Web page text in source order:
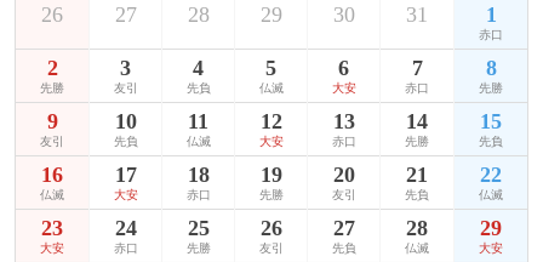
26 27 28 29 30 31 1
赤口
2
先勝
3
友引
4
先負
5
仏滅
6
大安
7
赤口
8
先勝
9
友引
10
先負
11
仏滅
12
大安
13
赤口
14
先勝
15
先負
16
仏滅
17
大安
18
赤口
19
先勝
20
友引
21
先負
22
仏滅
23
大安
24
赤口
25
先勝
26
友引
27
先負
28
仏滅
29
大安